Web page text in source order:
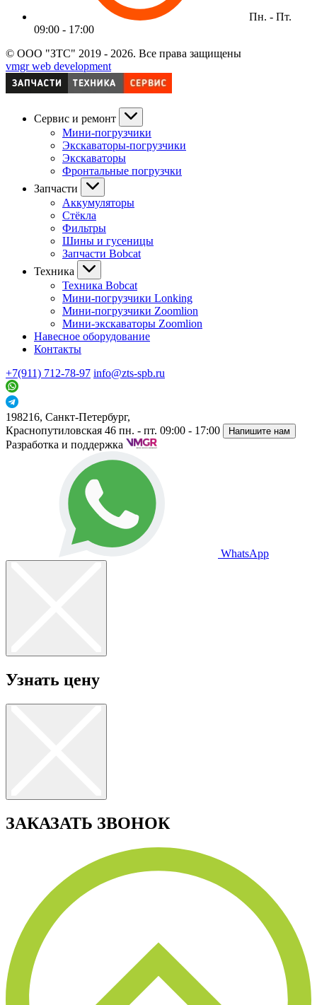
Пн. - Пт.
09:00 - 17:00
© ООО "ЗТС" 2019 - 2026. Все права защищены
vmgr web development
Сервис и ремонт
Мини-погрузчики
Экскаваторы-погрузчики
Экскаваторы
Фронтальные погрузчки
Запчасти
Аккумуляторы
Стёкла
Фильтры
Шины и гусеницы
Запчасти Bobcat
Техника
Техника Bobcat
Мини-погрузчики Lonking
Мини-погрузчики Zoomlion
Мини-экскаваторы Zoomlion
Навесное оборудование
Контакты
+7(911) 712-78-97 info@zts-spb.ru
198216, Санкт-Петербург,
Краснопутиловская 46 пн. - пт. 09:00 - 17:00 Напишите нам
Разработка и поддержка
WhatsApp
Узнать цену
ЗАКАЗАТЬ ЗВОНОК